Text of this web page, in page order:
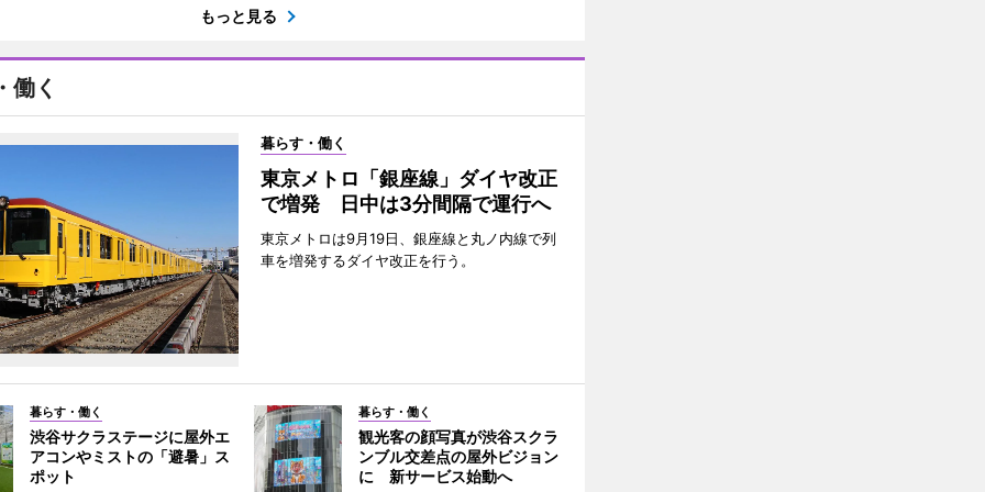
もっと見る
働く
暮らす・働く
東京メトロ「銀座線」ダイヤ改正
で増発 日中は3分間隔で運行へ
東京メトロは9月19日、銀座線と丸ノ内線で列
車を増発するダイヤ改正を行う。
暮らす・働く
渋谷サクラステージに屋外エ
アコンやミストの「避暑」ス
ポット
暮らす・働く
観光客の顔写真が渋谷スクラ
ンブル交差点の屋外ビジョン
に 新サービス始動へ